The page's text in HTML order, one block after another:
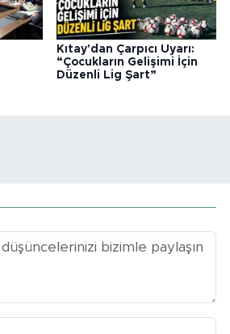
Kıtay'dan Çarpıcı Uyarı:
“Çocukların Gelişimi İçin
Düzenli Lig Şart”